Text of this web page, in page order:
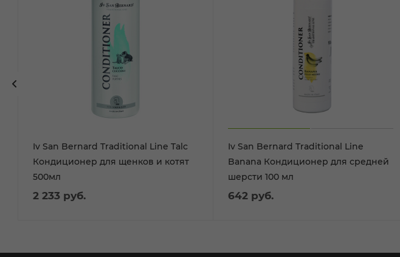
Iv San Bernard Traditional Line Talc
Кондиционер для щенков и котят
500мл
2 233 руб.
Iv San Bernard Traditional Line
Banana Кондиционер для средней
шерсти 100 мл
642 руб.